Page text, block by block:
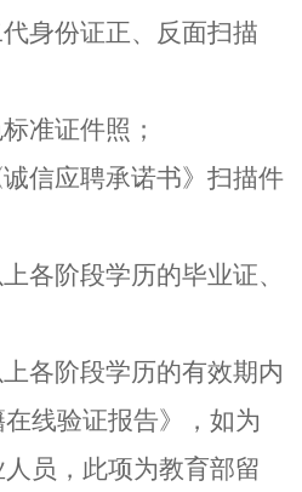
身份证正、反面扫描
准证件照；
信应聘承诺书》扫描件
各阶段学历的毕业证、
各阶段学历的有效期内
线验证报告》，如为
员，此项为教育部留